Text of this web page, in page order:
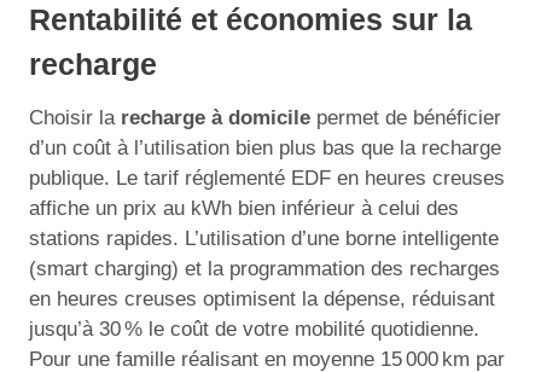
Rentabilité et économies sur la
recharge
Choisir la recharge à domicile permet de bénéficier
d’un coût à l’utilisation bien plus bas que la recharge
publique. Le tarif réglementé EDF en heures creuses
affiche un prix au kWh bien inférieur à celui des
stations rapides. L’utilisation d’une borne intelligente
(smart charging) et la programmation des recharges
en heures creuses optimisent la dépense, réduisant
jusqu’à 30 % le coût de votre mobilité quotidienne.
Pour une famille réalisant en moyenne 15 000 km par